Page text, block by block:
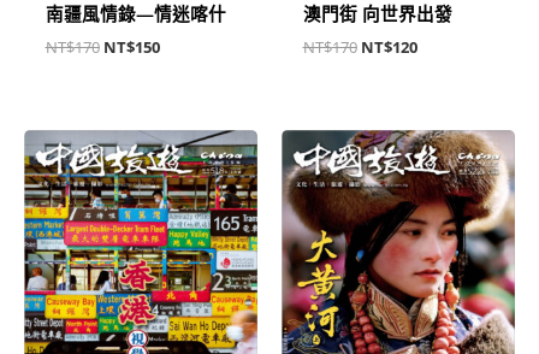
南疆風情錄—情迷喀什
NT$170 NT$150
澳門街 向世界出發
NT$170 NT$120
原
始
價
格：
NT$170。
目
前
價
格：
NT$120。
原
始
價
格：
NT$170。
目
前
價
格：
NT$120。